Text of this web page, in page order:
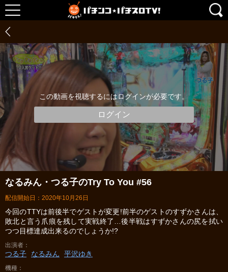
この動画を視聴するにはログインが必要です。
ログイン
なるみん・つる子のTry To You #56
配信開始日：2020年10月26日
今回のTTYは前後半でゲストが変更!前半のゲストのすずかさんは、
敗北と言う爪痕を残して実戦終了…後半戦はすずかさんの尻を拭い
つつ目標達成出来るのでしょうか!?
出演者
つる子 なるみん 平沢ゆき
機種